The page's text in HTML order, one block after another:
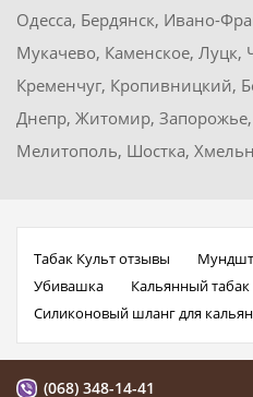
Одесса, Бердянск, Ивано-
Мукачево, Каменское, Луцк,
Кременчуг, Кропивницкий,
Днепр, Житомир,
Мелитополь, Шостка,
Табак Культ отзывы
Убивашка
Кальянный табак
Силиконовый шланг для
(068) 348-14-41